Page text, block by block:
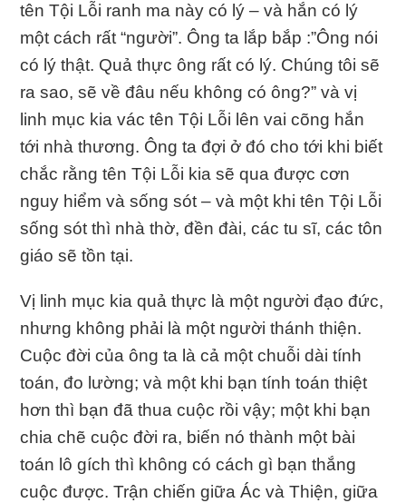
tên Tội Lỗi ranh ma này có lý – và hắn có lý
một cách rất “người”. Ông ta lắp bắp :”Ông nói
có lý thật. Quả thực ông rất có lý. Chúng tôi sẽ
ra sao, sẽ về đâu nếu không có ông?” và vị
linh mục kia vác tên Tội Lỗi lên vai cõng hắn
tới nhà thương. Ông ta đợi ở đó cho tới khi biết
chắc rằng tên Tội Lỗi kia sẽ qua được cơn
nguy hiểm và sống sót – và một khi tên Tội Lỗi
sống sót thì nhà thờ, đền đài, các tu sĩ, các tôn
giáo sẽ tồn tại.
Vị linh mục kia quả thực là một người đạo đức,
nhưng không phải là một người thánh thiện.
Cuộc đời của ông ta là cả một chuỗi dài tính
toán, đo lường; và một khi bạn tính toán thiệt
hơn thì bạn đã thua cuộc rồi vậy; một khi bạn
chia chẽ cuộc đời ra, biến nó thành một bài
toán lô gích thì không có cách gì bạn thắng
cuộc được. Trận chiến giữa Ác và Thiện, giữa